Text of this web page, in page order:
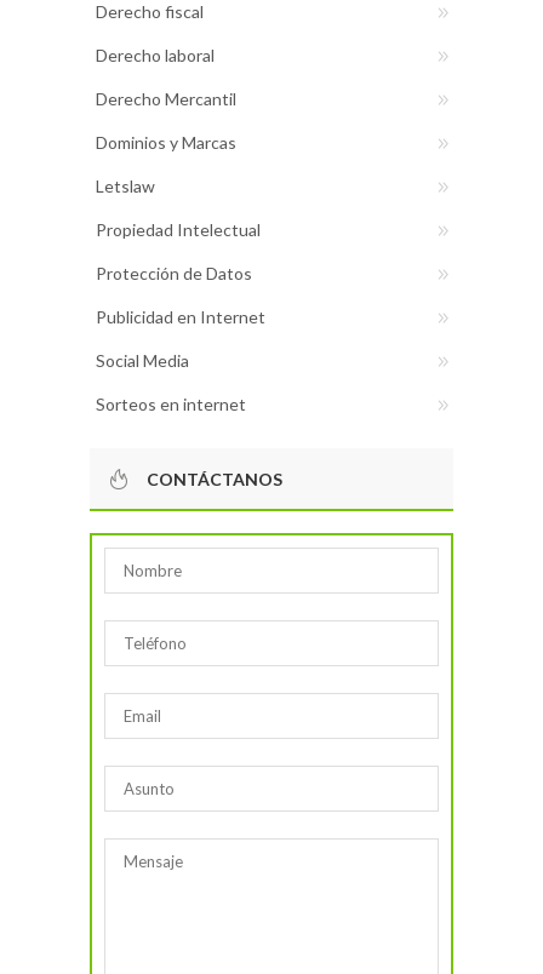
Derecho fiscal
Derecho laboral
Derecho Mercantil
Dominios y Marcas
Letslaw
Propiedad Intelectual
Protección de Datos
Publicidad en Internet
Social Media
Sorteos en internet
CONTÁCTANOS